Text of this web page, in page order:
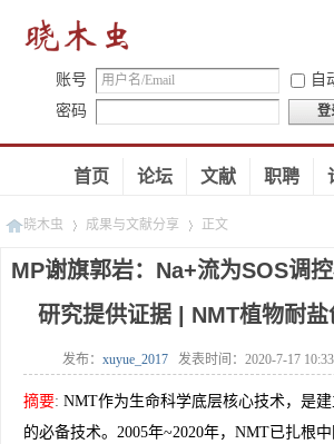
账号 自
密码
登
首页 论坛 文献 职聘
晓木虫
»
成果与文献分享 正文
MP谢旗郭岩：Na+流为SOS调
研究提供证据 | NMT植物耐
发布： xuyue_2017 发表时间： 2020-7-17 10:33
摘要: NMT作为生命科学底层核心技术，是
的必备技术。2005年~2020年，NMT已扎根